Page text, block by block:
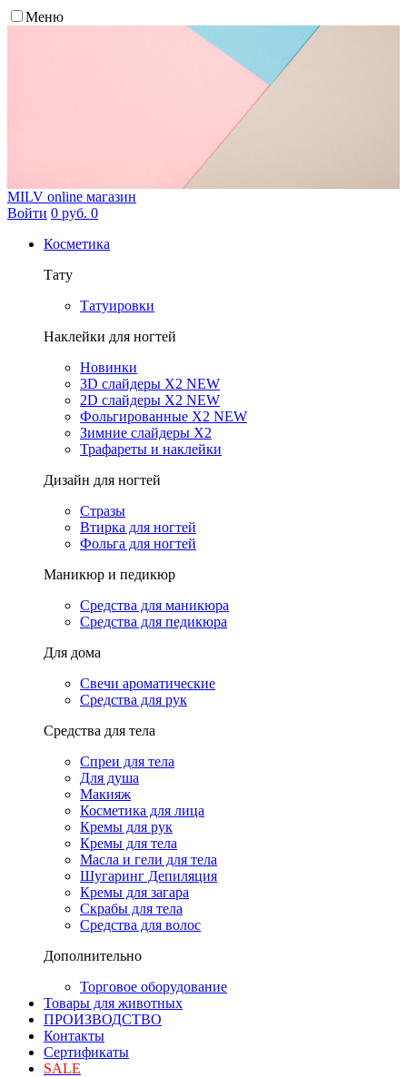
Меню
MILV online магазин
Войти 0 руб. 0
Косметика
Тату
Татуировки
Наклейки для ногтей
Новинки
3D слайдеры X2 NEW
2D слайдеры X2 NEW
Фольгированные X2 NEW
Зимние слайдеры Х2
Трафареты и наклейки
Дизайн для ногтей
Стразы
Втирка для ногтей
Фольга для ногтей
Маникюр и педикюр
Средства для маникюра
Средства для педикюра
Для дома
Свечи ароматические
Средства для рук
Средства для тела
Спреи для тела
Для душа
Макияж
Косметика для лица
Кремы для рук
Кремы для тела
Масла и гели для тела
Шугаринг Депиляция
Кремы для загара
Скрабы для тела
Средства для волос
Дополнительно
Торговое оборудование
Товары для животных
ПРОИЗВОДСТВО
Контакты
Сертификаты
SALE